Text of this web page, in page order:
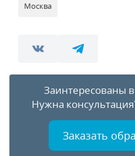
Москва
Заинтересованы
Нужна
Заказать